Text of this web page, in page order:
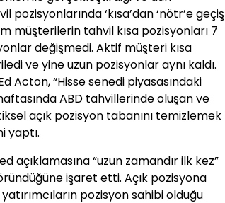
pozisyonlarında ‘kısa’dan ‘nötr’e geçiş
müşterilerin tahvil kısa pozisyonları 7
değişmedi. Aktif müşteri kısa
ve yine uzun pozisyonlar aynı kaldı.
Acton, “Hisse senedi piyasasındaki
ABD tahvillerinde oluşan ve
açık pozisyon tabanını temizlemek
yaptı.
açıklamasına “uzun zamandır ilk kez”
işaret etti. Açık pozisyona
pozisyon sahibi olduğu